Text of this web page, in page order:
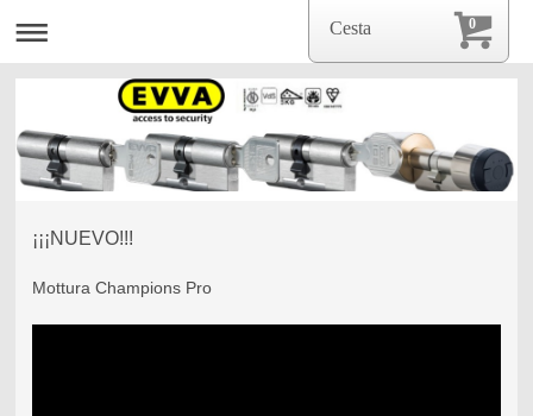
¡¡¡NUEVO!!!
Mottura Champions Pro
0
Cesta